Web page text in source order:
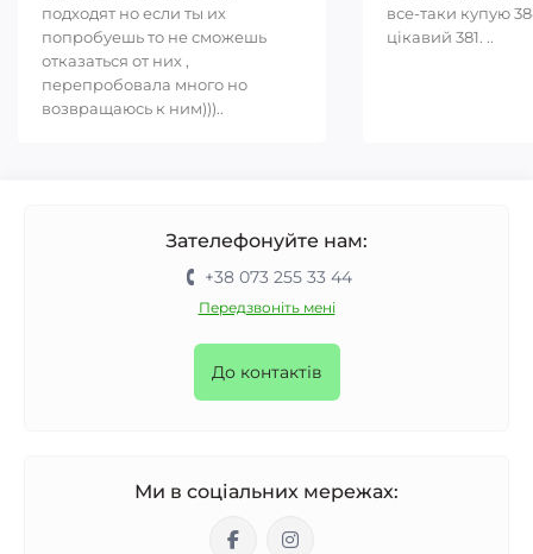
подходят но если ты их
попробуешь то не сможешь
отказаться от них ,
перепробовала много но
возвращаюсь к ним)))..
все-таки купую
цікавий 381. ..
Зателефонуйте нам:
+38 073 255 33 44
Передзвоніть мені
До контактів
Ми в соціальних мережах: